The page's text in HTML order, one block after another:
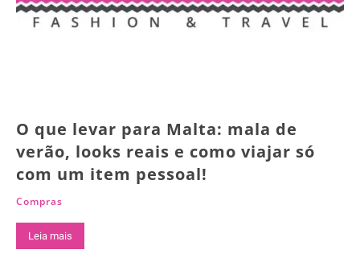
O que levar para Malta: mala de
verão, looks reais e como viajar só
com um item pessoal!
Compras
Leia mais